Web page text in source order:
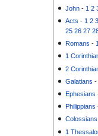
John - 1 2
Acts - 1 2
25 26 27
Romans -
1
2
Galatians
Ephesians
Philippians
Colossians
1